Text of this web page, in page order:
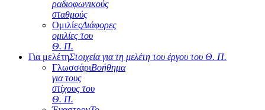
ραδιοφωνικούς
σταθμούς
ΟμιλίεςΔιάφορες
ομιλίες του
Θ. Π.
Για μελέτηΣτοιχεία για τη μελέτη του έργου του Θ. Π.
ΓλωσσάριΒοήθημα
για τους
στίχους του
Θ. Π.